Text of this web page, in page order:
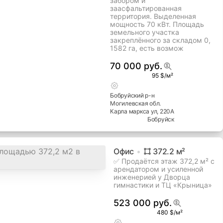
Склад+офис 252.4
Утепленный склад отлично
подойдет под СТО
Утепленный склад (высота
потолка 4 метра) отлично
большая огороженная
трехметровым бетонным
забором и
заасфальтированная
территория. Выделенная
мощность 70 кВт. Площадь
земельного участка
закреплённого за складом 0,
1582 га, есть возмож
70 000 руб.
95 $/м²
Бобруйскийр-н
Могилевскаяобл.
Бобруйск